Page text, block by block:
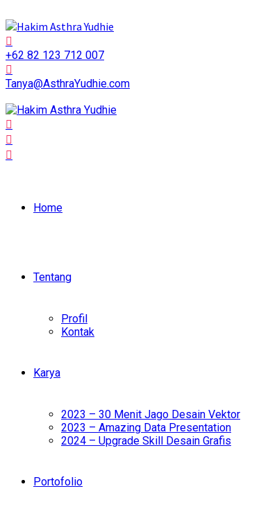
+62 82 123 712 007
Tanya@AsthraYudhie.com
Home
Tentang
Profil
Kontak
Karya
2023 – 30 Menit Jago Desain Vektor
2023 – Amazing Data Presentation
2024 – Upgrade Skill Desain Grafis
Portofolio